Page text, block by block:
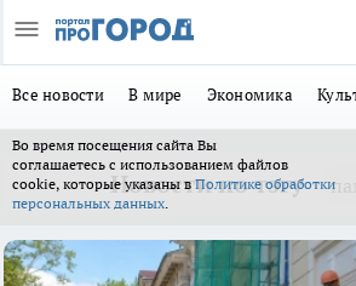
Все новости В мире Экономика
Во время посещения сайта Вы
соглашаетесь с использованием файлов
cookie, которые указаны в Политике обработки
персональных данных.
Новости по тэгу